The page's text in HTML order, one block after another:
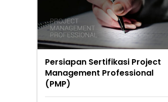
Persiapan Sertifikasi Project
Management Professional
(PMP)